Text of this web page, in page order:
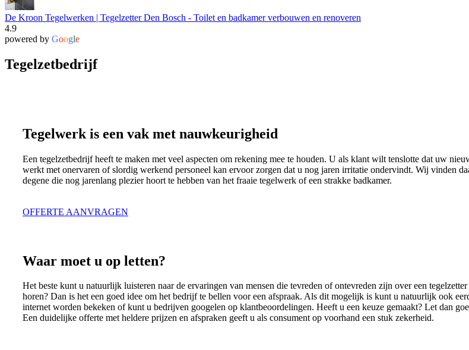
De Kroon Tegelwerken | Tegelzetter Den Bosch - Toilet en badkamer verbouwen en renoveren
4.9
powered by Google
Tegelzetbedrijf
Tegelwerk is een vak met nauwkeurigheid
Een tegelzetbedrijf heeft te maken met veel aspecten om rekening mee te houden. U als klant wilt tenslotte dat uw
werkt met onervaren of slordig werkend personeel kan ervoor zorgen dat u nog jaren irritatie ondervindt. Wij vinden
degene die nog jarenlang plezier hoort te hebben van het fraaie tegelwerk of een strakke badkamer.
OFFERTE AANVRAGEN
Waar moet u op letten?
Het beste kunt u natuurlijk luisteren naar de ervaringen van mensen die tevreden of ontevreden zijn over een
horen? Dan is het een goed idee om het bedrijf te bellen voor een afspraak. Als dit mogelijk is kunt u natuurlijk ook
internet worden bekeken of kunt u bedrijven googelen op klantbeoordelingen. Heeft u een keuze gemaakt? Let dan
Een duidelijke offerte met heldere prijzen en afspraken geeft u als consument op voorhand een stuk zekerheid.